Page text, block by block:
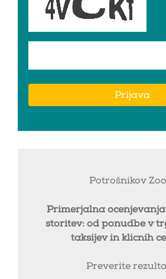
Prijava
Potrošnikov
Primerjalna
storitev: od ponudbe v
taksijev in klicnih
Preverite